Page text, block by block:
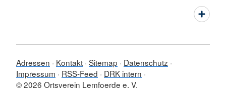
Adressen Kontakt Sitemap
Datenschutz
Impressum
RSS-Feed
DRK intern
© 2026 Ortsverein Lemfoerde e. V.